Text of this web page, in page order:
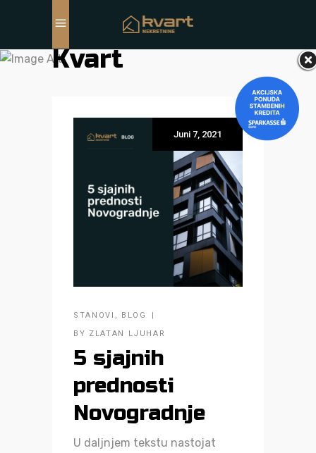
Kvart
Juni 7, 2021
STANOVI , BLOG
BY ZLATAN LJUHAR
5 sjajnih
prednosti
Novogradnje
U daljnjem tekstu nastojat